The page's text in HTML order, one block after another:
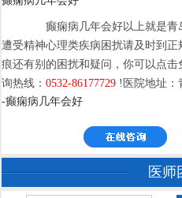
癫痫病几年会好以上就是青
遭受精神心理类疾病困扰请及时到
痕还有别的困扰和疑问，你可以点
询热线：0532-86177729 !医院地址：
-癫痫病几年会好
医师